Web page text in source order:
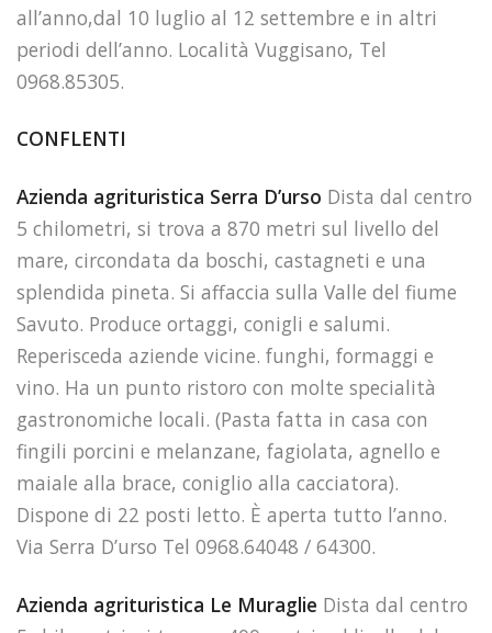
all’anno,dal 10 luglio al 12 settembre e in altri
periodi dell’anno. Località Vuggisano, Tel
0968.85305.
CONFLENTI
Azienda agrituristica Serra D’urso Dista dal centro
5 chilometri, si trova a 870 metri sul livello del
mare, circondata da boschi, castagneti e una
splendida pineta. Si affaccia sulla Valle del fiume
Savuto. Produce ortaggi, conigli e salumi.
Reperisceda aziende vicine. funghi, formaggi e
vino. Ha un punto ristoro con molte specialità
gastronomiche locali. (Pasta fatta in casa con
fingili porcini e melanzane, fagiolata, agnello e
maiale alla brace, coniglio alla cacciatora).
Dispone di 22 posti letto. È aperta tutto l’anno.
Via Serra D’urso Tel 0968.64048 / 64300.
Azienda agrituristica Le Muraglie Dista dal centro